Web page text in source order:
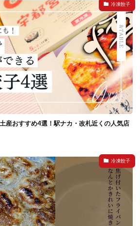
冷凍餃子
産おすすめ4選！駅ナカ・改札近くの人気店
冷凍餃子